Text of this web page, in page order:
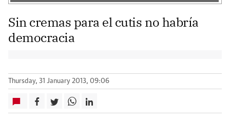
Sin cremas para el cutis no habría
democracia
Thursday, 31 January 2013, 09:06